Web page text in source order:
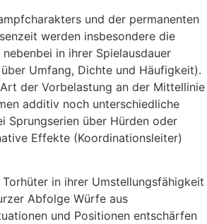
und der permanenten
werden insbesondere die
in ihrer Spielausdauer
Umfang, Dichte und Häufigkeit).
der Vorbelastung an der Mittellinie
additiv noch unterschiedliche
Sprungserien über Hürden oder
Effekte (Koordinationsleiter)
in ihrer Umstellungsfähigkeit
Abfolge Würfe aus
und Positionen entschärfen